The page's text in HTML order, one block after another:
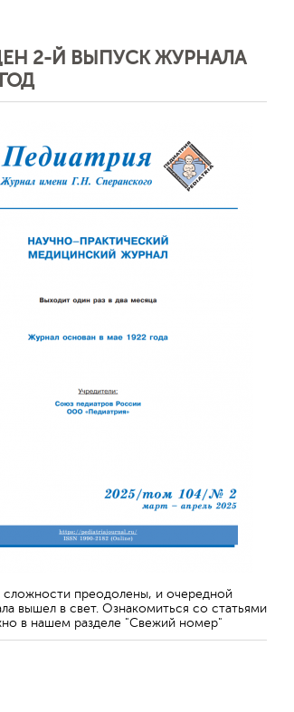
2-Й ВЫПУСК ЖУРНАЛА
сложности преодолены, и очередной
вышел в свет. Ознакомиться со статьями
в нашем разделе "Свежий номер"